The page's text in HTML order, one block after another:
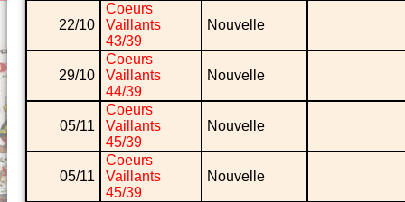
22/10
Coeurs
Vaillants
43/39
Nouvelle
29/10
Coeurs
Vaillants
44/39
Nouvelle
05/11
Coeurs
Vaillants
45/39
Nouvelle
05/11
Coeurs
Vaillants
45/39
Nouvelle